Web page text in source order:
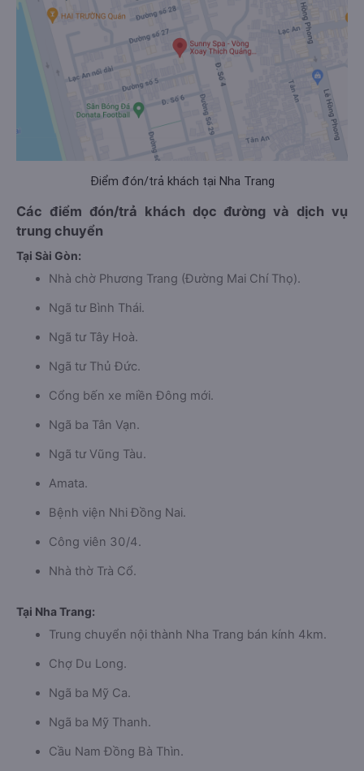
Điểm đón/trả khách tại Nha Trang
Các điểm đón/trả khách dọc đường và dịch vụ
trung chuyển
Tại Sài Gòn:
Nhà chờ Phương Trang (Đường Mai Chí Thọ).
Ngã tư Bình Thái.
Ngã tư Tây Hoà.
Ngã tư Thủ Đức.
Cổng bến xe miền Đông mới.
Ngã ba Tân Vạn.
Ngã tư Vũng Tàu.
Amata.
Bệnh viện Nhi Đồng Nai.
Công viên 30/4.
Nhà thờ Trà Cổ.
Tại Nha Trang:
Trung chuyển nội thành Nha Trang bán kính 4km.
Chợ Du Long.
Ngã ba Mỹ Ca.
Ngã ba Mỹ Thanh.
Cầu Nam Đồng Bà Thìn.